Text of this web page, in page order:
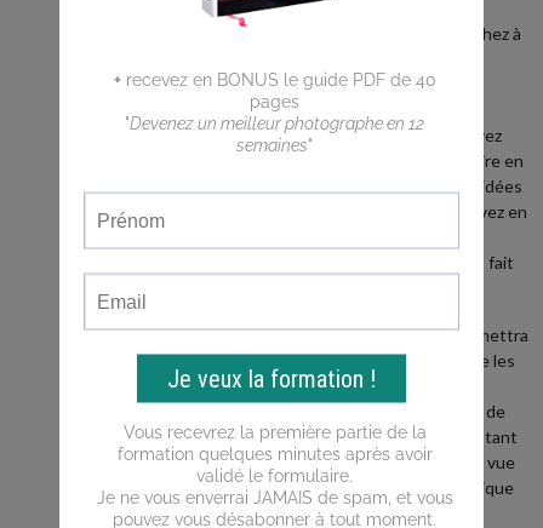
Vous cherchez à
meilleures
Vous n'arrivez
pas a traduire en
photos les idées
que vous avez en
Ce blog est fait
Il vous permettra
d'apprendre les
photo, puis de
progresser tant
du point de vue
de la technique
que de la